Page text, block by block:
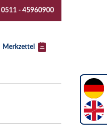
buchen!
0511 - 45960900
Merkzettel